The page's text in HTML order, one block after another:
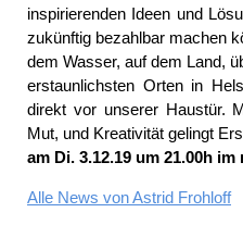
inspirierenden Ideen und
zukünftig bezahlbar machen
dem Wasser, auf dem Land,
erstaunlichsten Orten in
direkt vor unserer Haustür.
Mut, und Kreativität gelingt
am Di. 3.12.19 um 21.00h
Alle News von Astrid Frohloff